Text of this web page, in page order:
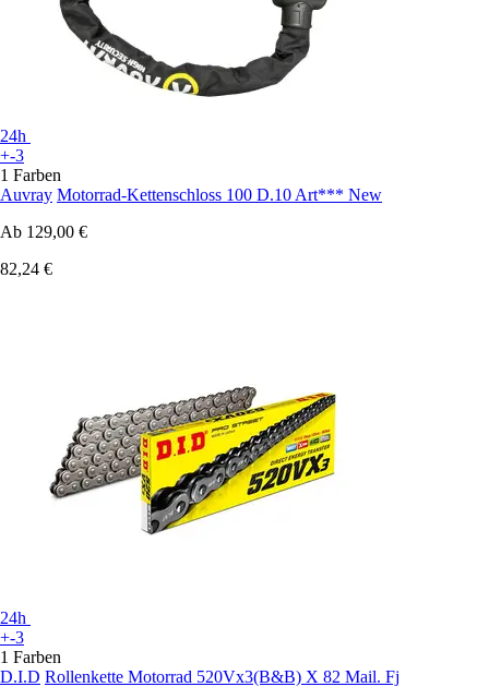
24h
+-3
1 Farben
Auvray Motorrad-Kettenschloss 100 D.10 Art*** New
Ab 129,00 €
82,24 €
24h
+-3
1 Farben
D.I.D Rollenkette Motorrad 520Vx3(B&B) X 82 Mail. Fj